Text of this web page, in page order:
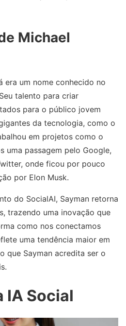
Michael
era um nome conhecido no
talento para criar
para o público jovem
da tecnologia, como o
em projetos como o
uma passagem pelo Google,
onde ficou por pouco
por Elon Musk.
do SocialAI, Sayman retorna
trazendo uma inovação que
como nos conectamos
uma tendência maior em
que Sayman acredita ser o
IA Social